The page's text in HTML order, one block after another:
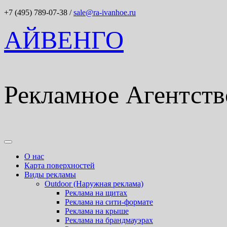
+7 (495) 789-07-38 /sale@ra-ivanhoe.ru
АЙВЕНГО
Рекламное
О нас
Карта поверхностей
Виды рекламы
Outdoor (Наружная реклама)
Реклама на щитах
Реклама на сити-формате
Реклама на крыше
Реклама на брандмауэрах